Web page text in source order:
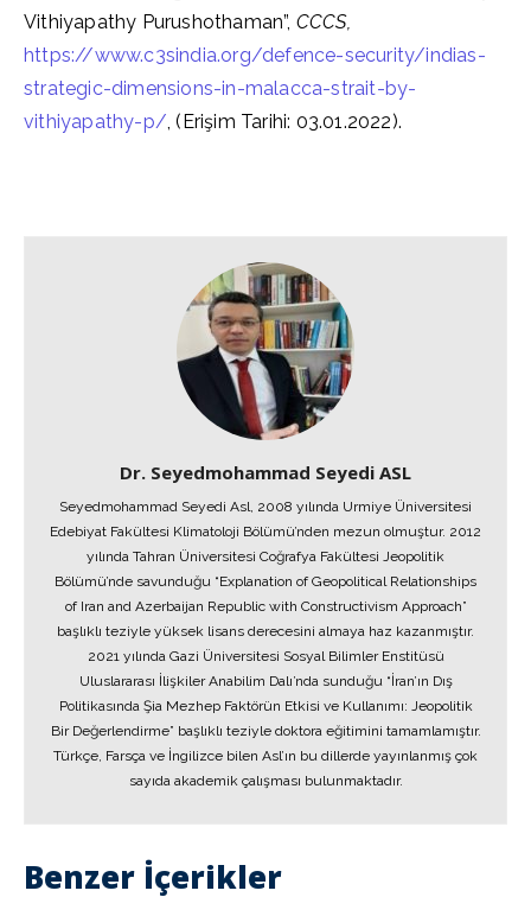
Vithiyapathy Purushothaman”, CCCS,
https://www.c3sindia.org/defence-security/indias-
strategic-dimensions-in-malacca-strait-by-
vithiyapathy-p/, (Erişim Tarihi: 03.01.2022).
Dr. Seyedmohammad Seyedi ASL
Seyedmohammad Seyedi Asl, 2008 yılında Urmiye Üniversitesi
Edebiyat Fakültesi Klimatoloji Bölümü’nden mezun olmuştur. 2012
yılında Tahran Üniversitesi Coğrafya Fakültesi Jeopolitik
Bölümü’nde savunduğu “Explanation of Geopolitical Relationships
of Iran and Azerbaijan Republic with Constructivism Approach”
başlıklı teziyle yüksek lisans derecesini almaya haz kazanmıştır.
2021 yılında Gazi Üniversitesi Sosyal Bilimler Enstitüsü
Uluslararası İlişkiler Anabilim Dalı’nda sunduğu “İran’ın Dış
Politikasında Şia Mezhep Faktörün Etkisi ve Kullanımı: Jeopolitik
Bir Değerlendirme” başlıklı teziyle doktora eğitimini tamamlamıştır.
Türkçe, Farsça ve İngilizce bilen Asl’ın bu dillerde yayınlanmış çok
sayıda akademik çalışması bulunmaktadır.
Benzer İçerikler